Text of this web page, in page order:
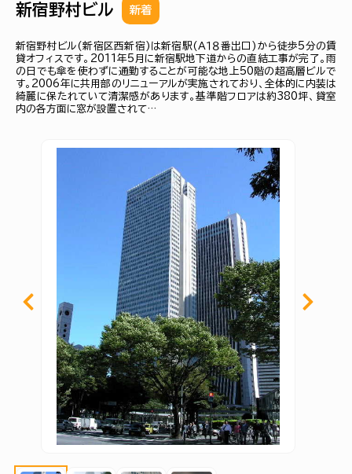
新宿野村ビル 新着
新宿野村ビル(新宿区西新宿)は新宿駅(Ａ１８番出口)から徒歩5分の賃
貸オフィスです。2011年5月に新宿駅地下道からの直結工事が完了。雨
の日でも傘を使わずに通勤することが可能な地上50階の超高層ビルで
す。2006年に共用部のリニューアルが実施されており、全体的に内装は
綺麗に保たれていて清潔感があります。基準階フロアは約380坪、貸室
内の各方面に窓が設置されて…